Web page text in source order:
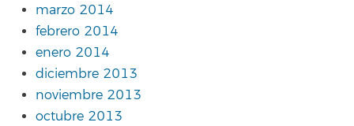
marzo 2014
febrero 2014
enero 2014
diciembre 2013
noviembre 2013
octubre 2013